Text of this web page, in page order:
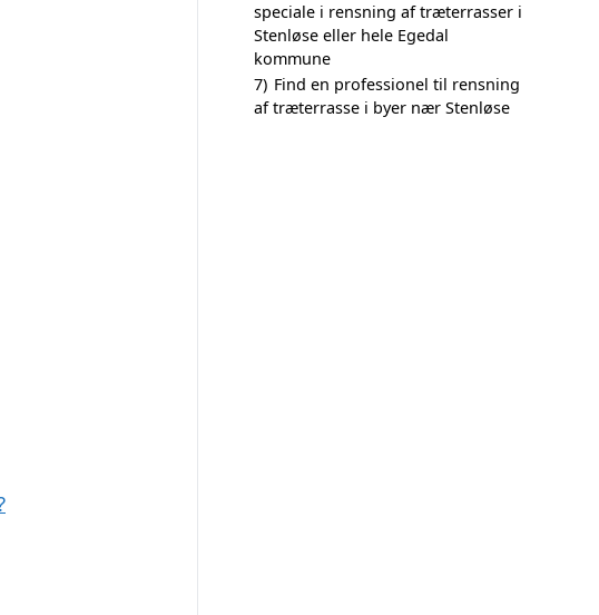
speciale i rensning af træterrasser i
Stenløse eller hele Egedal
kommune
7) Find en professionel til rensning
af træterrasse i byer nær Stenløse